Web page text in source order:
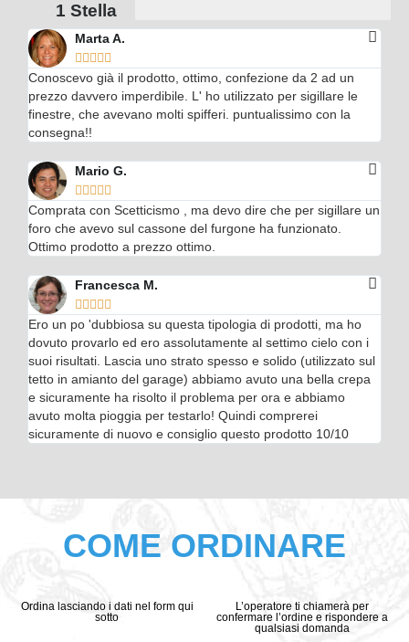
1 Stella
Marta A.
    
Conoscevo già il prodotto, ottimo, confezione da 2 ad un
prezzo davvero imperdibile. L' ho utilizzato per sigillare le
finestre, che avevano molti spifferi. puntualissimo con la
consegna!!
Mario G.
    
Comprata con Scetticismo , ma devo dire che per sigillare un
foro che avevo sul cassone del furgone ha funzionato.
Ottimo prodotto a prezzo ottimo.
Francesca M.
    
Ero un po 'dubbiosa su questa tipologia di prodotti, ma ho
dovuto provarlo ed ero assolutamente al settimo cielo con i
suoi risultati. Lascia uno strato spesso e solido (utilizzato sul
tetto in amianto del garage) abbiamo avuto una bella crepa
e sicuramente ha risolto il problema per ora e abbiamo
avuto molta pioggia per testarlo! Quindi comprerei
sicuramente di nuovo e consiglio questo prodotto 10/10
COME ORDINARE
Ordina lasciando i dati nel form qui
sotto
L’operatore ti chiamerà per
confermare l’ordine e rispondere a
qualsiasi domanda